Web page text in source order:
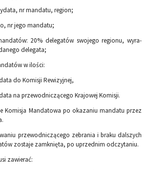
nr mandatu, region;
nr jego mandatu;
20% delegatów swojego regionu, wyra­
delegata;
w ilości:
do Komisji Rewizyjnej,
na przewodniczącego Krajowej Komisji.
Komisja Mandatowa po okazaniu mandatu przez
przewodniczącego zebrania i braku dalszych
zostaje zamknięta, po uprzednim odczytaniu.
zawierać: